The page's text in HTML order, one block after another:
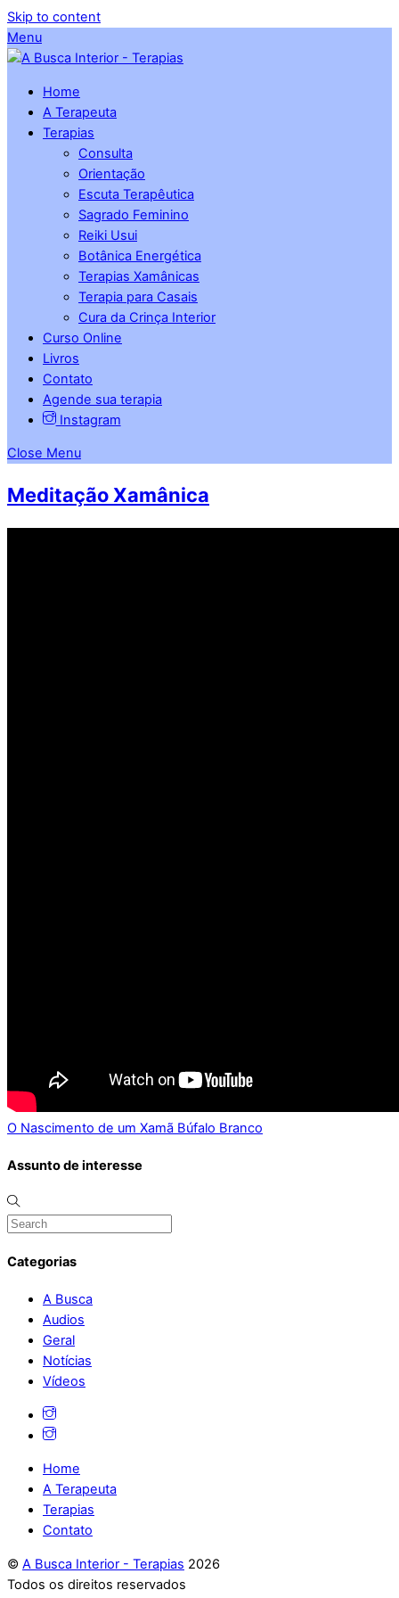
Skip to content
Menu
Home
A Terapeuta
Terapias
Consulta
Orientação
Escuta Terapêutica
Sagrado Feminino
Reiki Usui
Botânica Energética
Terapias Xamânicas
Terapia para Casais
Cura da Crinça Interior
Curso Online
Livros
Contato
Agende sua terapia
Instagram
Close Menu
Meditação Xamânica
O Nascimento de um Xamã Búfalo Branco
Assunto de interesse
Categorias
A Busca
Audios
Geral
Notícias
Vídeos
Home
A Terapeuta
Terapias
Contato
© A Busca Interior - Terapias 2026
Todos os direitos reservados